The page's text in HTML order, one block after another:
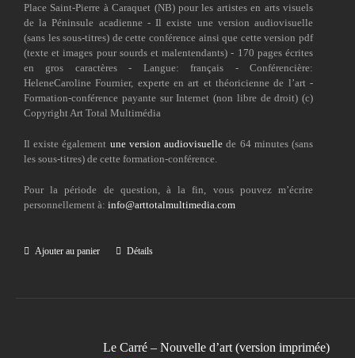
Place Saint-Pierre à Caraquet (NB) pour les artistes en arts visuels
de la Péninsule acadienne - Il existe une version audiovisuelle
(sans les sous-titres) de cette conférence ainsi que cette version pdf
(texte et images pour sourds et malentendants) - 170 pages écrites
en gros caractères - Langue: français - Conférencière:
HeleneCaroline Fournier, experte en art et théoricienne de l’art -
Formation-conférence payante sur Internet (non libre de droit) (c)
Copyright Art Total Multimédia
Il existe également une version audiovisuelle de 64 minutes (sans
les sous-titres) de cette formation-conférence.
Pour la période de question, à la fin, vous pouvez m’écrire
personnellement à: info@arttotalmultimedia.com
Ajouter au panier Détails
Le Carré – Nouvelle d’art (version imprimée)